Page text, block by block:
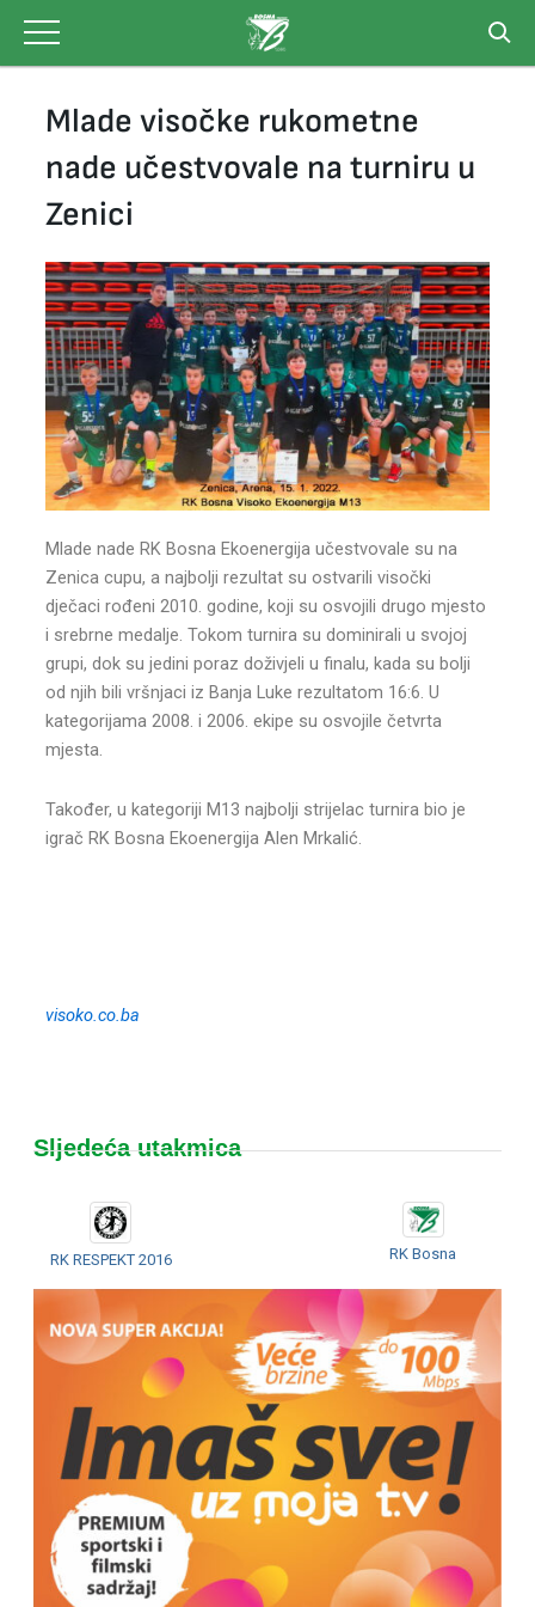
content
Mlade visočke rukometne
nade učestvovale na turniru u
Zenici
Mlade nade RK Bosna Ekoenergija učestvovale su na
Zenica cupu, a najbolji rezultat su ostvarili visočki
dječaci rođeni 2010. godine, koji su osvojili drugo mjesto
i srebrne medalje. Tokom turnira su dominirali u svojoj
grupi, dok su jedini poraz doživjeli u finalu, kada su bolji
od njih bili vršnjaci iz Banja Luke rezultatom 16:6. U
kategorijama 2008. i 2006. ekipe su osvojile četvrta
mjesta.
Također, u kategoriji M13 najbolji strijelac turnira bio je
igrač RK Bosna Ekoenergija Alen Mrkalić.
visoko.co.ba
Sljedeća utakmica
RK RESPEKT 2016 RK Bosna